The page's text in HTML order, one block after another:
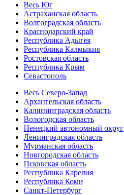
Весь Юг
Астраханская область
Волгоградская область
Краснодарский край
Республика Адыгея
Республика Калмыкия
Ростовская область
Республика Крым
Севастополь
Весь Северо-Запад
Архангельская область
Калининградская область
Вологодская область
Ненецкий автономный округ
Ленинградская область
Мурманская область
Новгородская область
Псковская область
Республика Карелия
Республика Коми
Санкт-Петербург